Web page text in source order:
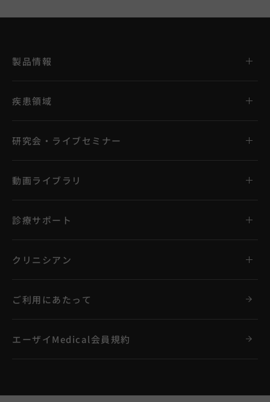
製品情報
疾患領域
研究会・ライブセミナー
動画ライブラリ
診療サポート
クリニシアン
ご利用にあたって
エーザイMedical会員規約